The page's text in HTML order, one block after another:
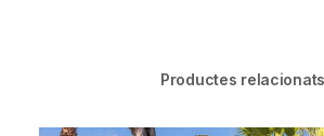
Productes relacionats